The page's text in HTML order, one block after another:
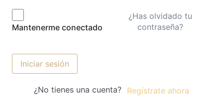
Mantenerme conectado
¿Has olvidado tu
contraseña?
Iniciar sesión
¿No tienes una cuenta? Regístrate ahora